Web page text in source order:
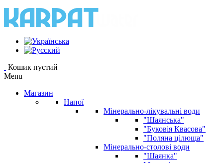
Кошик пустий
Menu
Магазин
Напої
Мінерально-лікувальні води
"Шаянська"
"Буковія Квасова"
"Поляна цілюща"
Мінерально-столові води
"Шаянка"